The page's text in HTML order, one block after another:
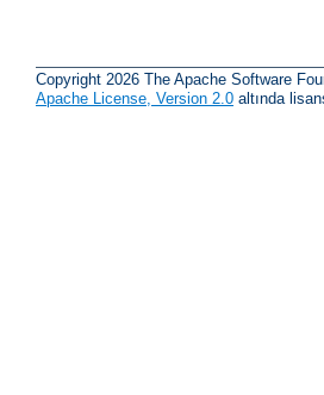
Copyright 2026 The Apache Software
Apache License, Version 2.0 altında